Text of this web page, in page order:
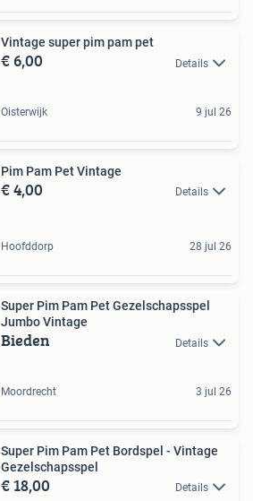
Vintage super pim pam pet
€ 6,00 Details
Oisterwijk 9 jul 26
Pim Pam Pet Vintage
€ 4,00 Details
Hoofddorp 28 jul 26
Super Pim Pam Pet Gezelschapsspel
Jumbo Vintage
Bieden Details
Moordrecht 3 jul 26
Super Pim Pam Pet Bordspel - Vintage
Gezelschapsspel
€ 18,00 Details